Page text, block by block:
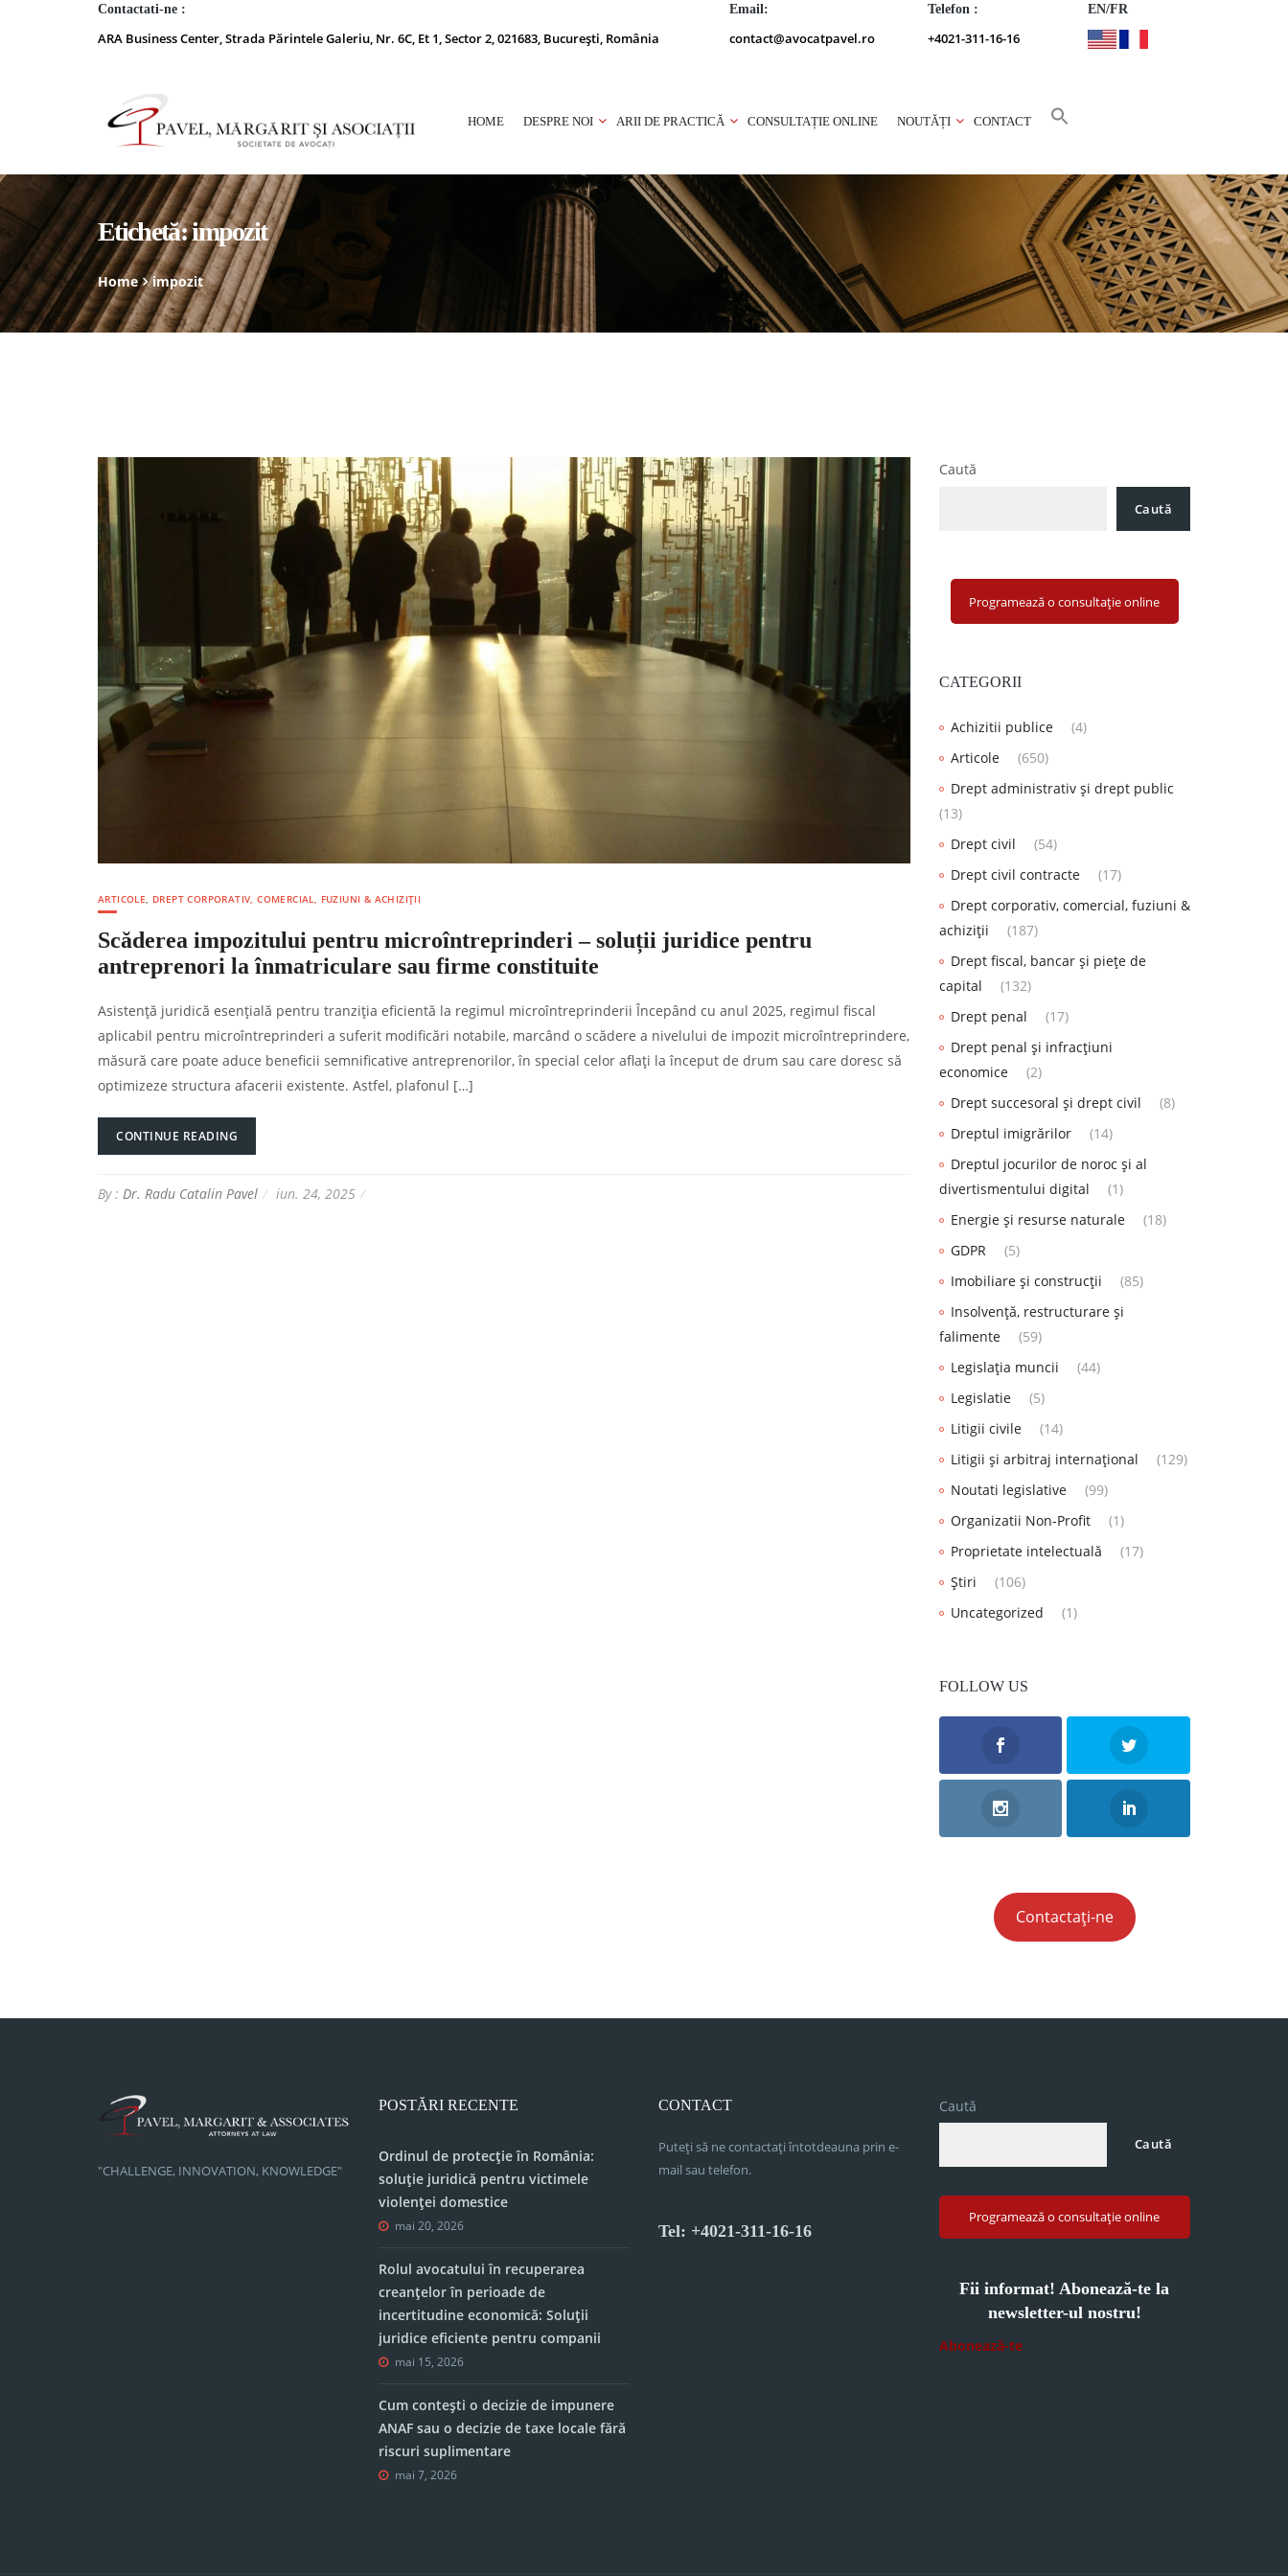
Contactati-ne :
ARA Business Center, Strada Părintele Galeriu, Nr. 6C, Et 1, Sector 2, 021683, București, România
Email:
contact@avocatpavel.ro
Telefon :
+4021-311-16-16
EN/FR
HOME DESPRE NOI ARII DE PRACTICĂ CONSULTAȚIE ONLINE NOUTĂȚI CONTACT
Etichetă:impozit
Home impozit
ARTICOLE DREPT CORPORATIV, COMERCIAL, FUZIUNI & ACHIZIȚII
Scăderea impozitului pentru microîntreprinderi – soluții juridice pentru
antreprenori la înmatriculare sau firme constituite
Asistență juridică esențială pentru tranziția eficientă la regimul microîntreprinderii Începând cu anul 2025, regimul fiscal
aplicabil pentru microîntreprinderi a suferit modificări notabile, marcând o scădere a nivelului de impozit microîntreprindere,
măsură care poate aduce beneficii semnificative antreprenorilor, în special celor aflați la început de drum sau care doresc să
optimizeze structura afacerii existente. Astfel, plafonul […]
CONTINUE READING
By : Dr. Radu Catalin Pavel iun. 24, 2025
Caută
Caută
Programează o consultație online
CATEGORII
Achizitii publice
(4)
Articole
(650)
Drept administrativ și drept public
(13)
Drept civil
(54)
Drept civil contracte
(17)
Drept corporativ, comercial, fuziuni &
achiziții
(187)
Drept fiscal, bancar și piețe de
capital
(132)
Drept penal
(17)
Drept penal și infracțiuni
economice
(2)
Drept succesoral și drept civil
(8)
Dreptul imigrărilor
(14)
Dreptul jocurilor de noroc și al
divertismentului digital
(1)
Energie și resurse naturale
(18)
GDPR
(5)
Imobiliare și construcții
(85)
Insolvență, restructurare și
falimente
(59)
Legislația muncii
(44)
Legislatie
(5)
Litigii civile
(14)
Litigii și arbitraj internațional
(129)
Noutati legislative
(99)
Organizatii Non-Profit
(1)
Proprietate intelectuală
(17)
Știri
(106)
Uncategorized
(1)
FOLLOW US
Contactați-ne
"CHALLENGE, INNOVATION, KNOWLEDGE"
POSTĂRI RECENTE
Ordinul de protecție în România:
soluție juridică pentru victimele
violenței domestice
mai 20, 2026
Rolul avocatului în recuperarea
creanțelor în perioade de
incertitudine economică: Soluții
juridice eficiente pentru companii
mai 15, 2026
Cum contești o decizie de impunere
ANAF sau o decizie de taxe locale fără
riscuri suplimentare
mai 7, 2026
CONTACT
Puteți să ne contactați întotdeauna prin e-
mail sau telefon.
Tel: +4021-311-16-16
Caută
Caută
Programează o consultație online
Fii informat! Abonează-te la
newsletter-ul nostru!
Abonează-te